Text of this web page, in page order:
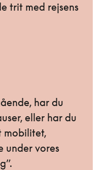
trit med rejsens
har du
eller har du
mobilitet,
under vores